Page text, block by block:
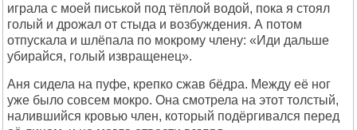
играла с моей писькой под тёплой водой, пока я стоял
голый и дрожал от стыда и возбуждения. А потом
отпускала и шлёпала по мокрому члену: «Иди дальше
убирайся, голый извращенец».
Аня сидела на пуфе, крепко сжав бёдра. Между её ног
уже было совсем мокро. Она смотрела на этот толстый,
налившийся кровью член, который подёргивался перед